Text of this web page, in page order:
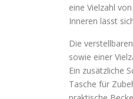
eine Vielzahl
Inneren lässt
Die
sowie einer
Ein zusätzliche
Tasche für